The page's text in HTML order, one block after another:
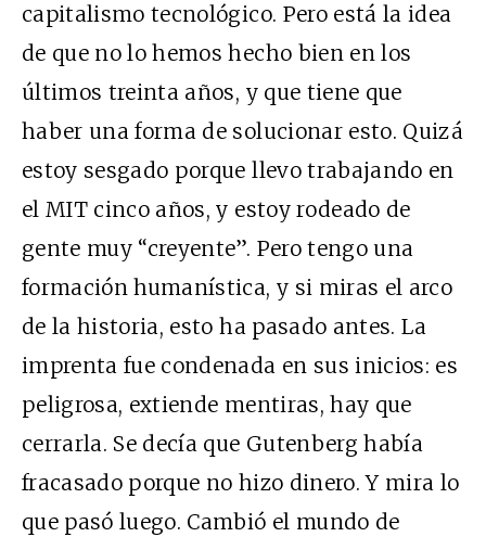
capitalismo tecnológico. Pero está la idea
de que no lo hemos hecho bien en los
últimos treinta años, y que tiene que
haber una forma de solucionar esto. Quizá
estoy sesgado porque llevo trabajando en
el MIT cinco años, y estoy rodeado de
gente muy “creyente”. Pero tengo una
formación humanística, y si miras el arco
de la historia, esto ha pasado antes. La
imprenta fue condenada en sus inicios: es
peligrosa, extiende mentiras, hay que
cerrarla. Se decía que Gutenberg había
fracasado porque no hizo dinero. Y mira lo
que pasó luego. Cambió el mundo de